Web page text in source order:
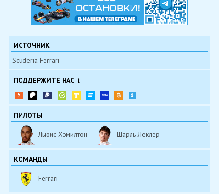
ИСТОЧНИК
Scuderia Ferrari
ПОДДЕРЖИТЕ НАС
ПИЛОТЫ
Льюис Хэмилтон Шарль Леклер
КОМАНДЫ
Ferrari